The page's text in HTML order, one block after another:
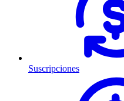
Suscripciones